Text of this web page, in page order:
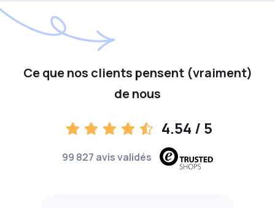
Ce que nos clients pensent (vraiment)
de nous
4.54 / 5
99 827 avis validés